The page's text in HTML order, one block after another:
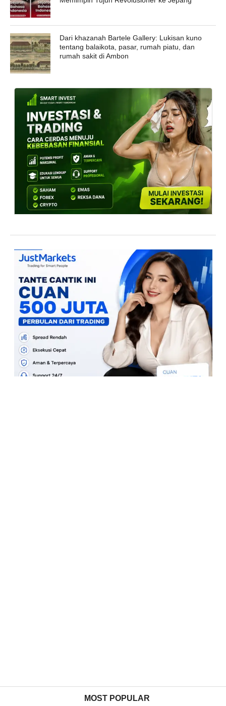
Dari khazanah Bartele Gallery: Lukisan kuno
tentang balaikota, pasar, rumah piatu, dan
rumah sakit di Ambon
MOST POPULAR